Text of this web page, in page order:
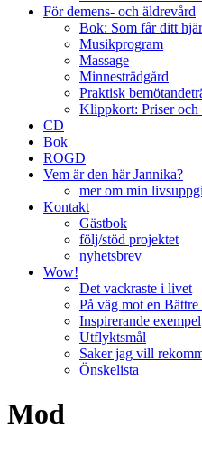
För demens- och äldrevård
Bok: Som får ditt
Musikprogram
Massage
Minnesträdgård
Praktisk
Klippkort: Priser och
CD
Bok
ROGD
Vem är den här Jannika?
mer om min
Kontakt
Gästbok
följ/stöd projektet
nyhetsbrev
Wow!
Det vackraste i livet
På väg mot en
Inspirerande exempel
Utflyktsmål
Saker jag vill
Önskelista
Mod